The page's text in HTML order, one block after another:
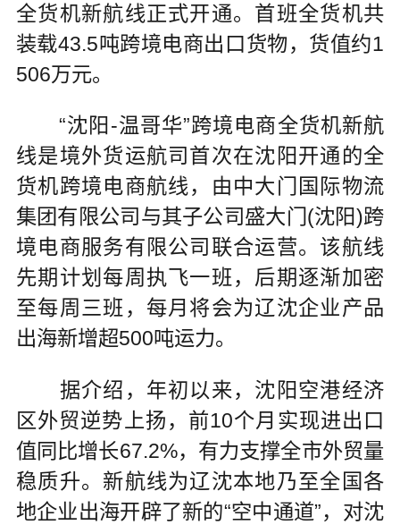
全货机新航线正式开通。首班全货机共
装载43.5吨跨境电商出口货物，货值约1
506万元。
“沈阳-温哥华”跨境电商全货机新航
线是境外货运航司首次在沈阳开通的全
货机跨境电商航线，由中大门国际物流
集团有限公司与其子公司盛大门(沈阳)跨
境电商服务有限公司联合运营。该航线
先期计划每周执飞一班，后期逐渐加密
至每周三班，每月将会为辽沈企业产品
出海新增超500吨运力。
据介绍，年初以来，沈阳空港经济
区外贸逆势上扬，前10个月实现进出口
值同比增长67.2%，有力支撑全市外贸量
稳质升。新航线为辽沈本地乃至全国各
地企业出海开辟了新的“空中通道”，对沈